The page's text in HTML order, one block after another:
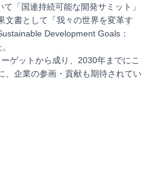
「国連持続可能な開発サミット」
文書として「我々の世界を変革す
Development Goals：
ゲットから成り、2030年までにこ
、企業の参画・貢献も期待されてい